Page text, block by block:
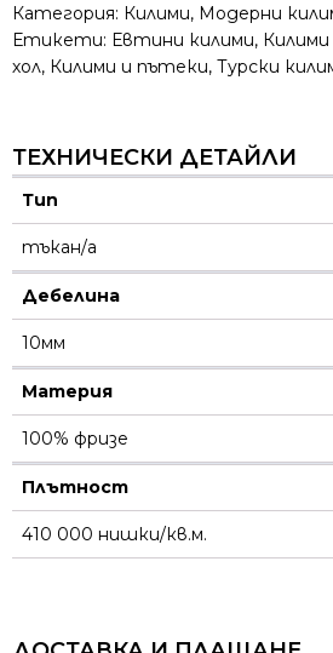
Категория: Килими, Модерни
Етикети: Евтини килими, Килими
хол, Килими и пътеки, Турски
ТЕХНИЧЕСКИ ДЕТАЙЛИ
Тип
тъкан/а
Дебелина
10мм
Материя
100% фризе
Плътност
410 000 нишки/кв.м.